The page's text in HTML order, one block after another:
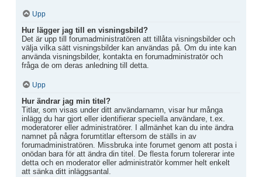
Upp
Hur lägger jag till en visningsbild?
Det är upp till forumadministratören att tillåta visningsbilder och
välja vilka sätt visningsbilder kan användas på. Om du inte kan
använda visningsbilder, kontakta en forumadministratör och
fråga de om deras anledning till detta.
Upp
Hur ändrar jag min titel?
Titlar, som visas under ditt användarnamn, visar hur många
inlägg du har gjort eller identifierar speciella användare, t.ex.
moderatorer eller administratörer. I allmänhet kan du inte ändra
namnet på några forumtitlar eftersom de ställs in av
forumadministratören. Missbruka inte forumet genom att posta i
onödan bara för att ändra din titel. De flesta forum tolererar inte
detta och en moderator eller administratör kommer helt enkelt
att sänka ditt inläggsantal.